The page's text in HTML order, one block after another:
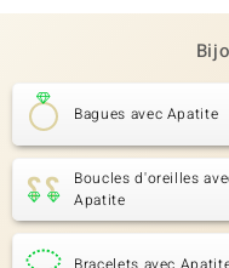
Bagues avec Apatite
Boucles d'oreilles
Apatite